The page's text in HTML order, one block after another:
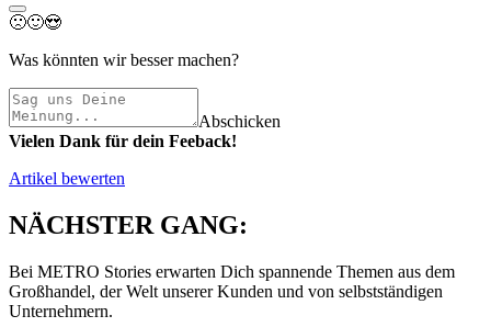
🙁🙂😍
Was könnten wir besser machen?
Abschicken
Vielen Dank für dein Feeback!
Artikel bewerten
NÄCHSTER GANG:
Bei METRO Stories erwarten Dich spannende Themen aus dem
Großhandel, der Welt unserer Kunden und von selbstständigen
Unternehmern.